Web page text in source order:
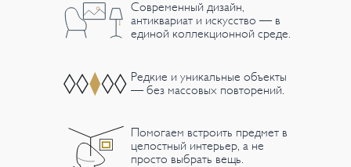
Современный дизайн,
антиквариат и искусство — в
единой коллекционной среде.
Редкие и уникальные объекты
— без массовых повторений.
Помогаем встроить предмет в
целостный интерьер, а не
просто выбрать вещь.